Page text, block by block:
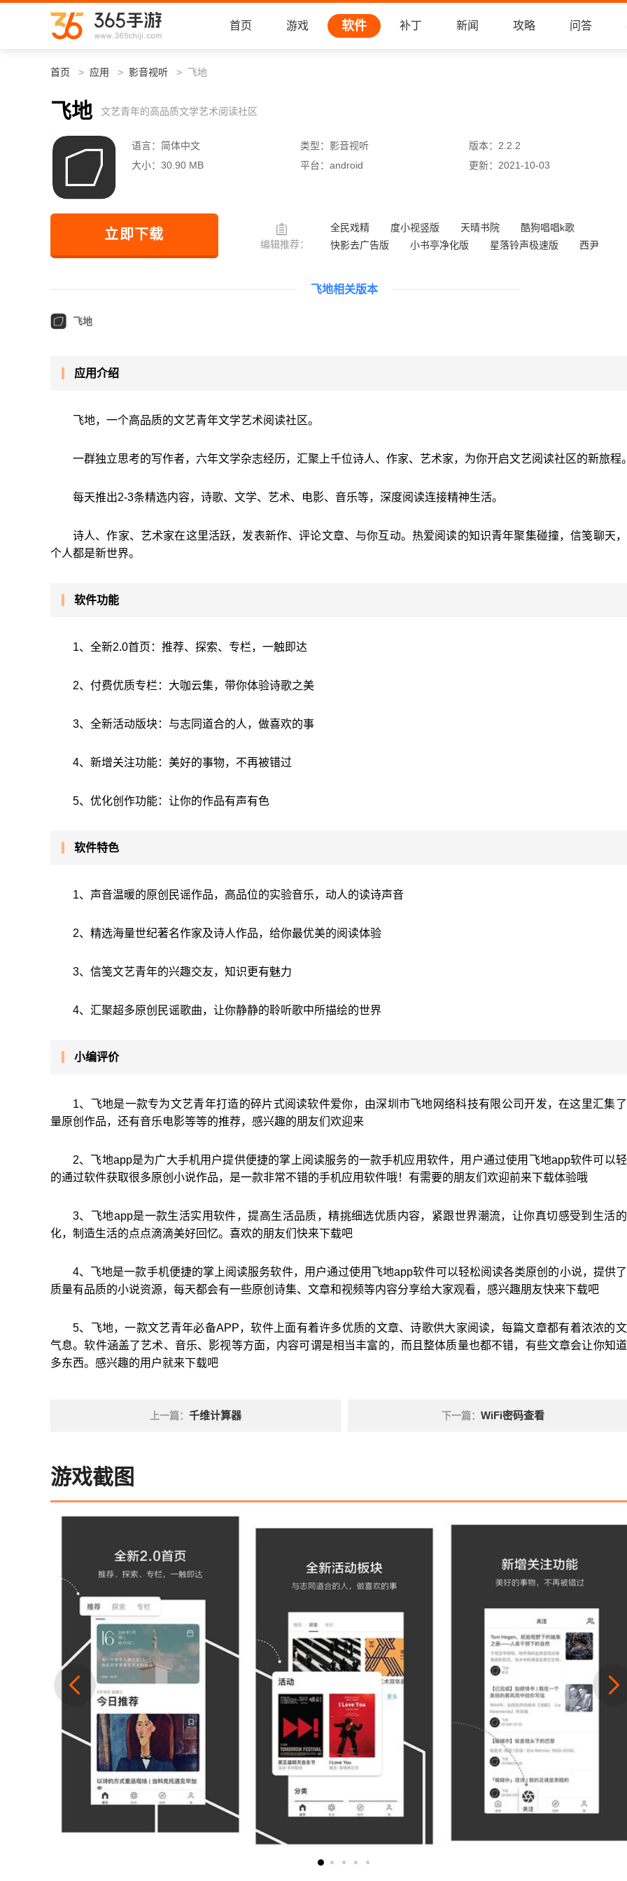
首页 游戏 软件 补丁 新闻 攻略 问答
首页 应用 影音视听 飞地
飞地 文艺青年的高品质文学艺术阅读社区
语言： 简体中文 类型： 影音视听 版本： 2.2.2
大小： 30.90 MB 平台： android 更新： 2021-10-03
立即下载
编辑推荐：
全民戏精 度小视竖版 天晴书院
酷狗唱唱k歌
快影去广告版
小书亭净化版 星落铃声极速版 西尹
飞地相关版本
飞地
应用介绍
飞地，一个高品质的文艺青年文学艺术阅读社区。
一群独立思考的写作者，六年文学杂志经历，汇聚上千位诗人、作家、艺术家，为你开启文艺阅读社区的新旅程。
每天推出2-3条精选内容，诗歌、文学、艺术、电影、音乐等，深度阅读连接精神生活。
诗人、作家、艺术家在这里活跃，发表新作、评论文章、与你互动。热爱阅读的知识青年聚集碰撞，信笺聊天
个人都是新世界。
软件功能
1、全新2.0首页：推荐、探索、专栏，一触即达
2、付费优质专栏：大咖云集，带你体验诗歌之美
3、全新活动版块：与志同道合的人，做喜欢的事
4、新增关注功能：美好的事物，不再被错过
5、优化创作功能：让你的作品有声有色
软件特色
1、声音温暖的原创民谣作品，高品位的实验音乐，动人的读诗声音
2、精选海量世纪著名作家及诗人作品，给你最优美的阅读体验
3、信笺文艺青年的兴趣交友，知识更有魅力
4、汇聚超多原创民谣歌曲，让你静静的聆听歌中所描绘的世界
小编评价
1、飞地是一款专为文艺青年打造的碎片式阅读软件爱你，由深圳市飞地网络科技有限公司开发，在这里汇集
量原创作品，还有音乐电影等等的推荐，感兴趣的朋友们欢迎来
2、飞地app是为广大手机用户提供便捷的掌上阅读服务的一款手机应用软件，用户通过使用飞地app软件可以
的通过软件获取很多原创小说作品，是一款非常不错的手机应用软件哦！有需要的朋友们欢迎前来下载体验哦
3、飞地app是一款生活实用软件，提高生活品质，精挑细选优质内容，紧跟世界潮流，让你真切感受到生活
化，制造生活的点点滴滴美好回忆。喜欢的朋友们快来下载吧
4、飞地是一款手机便捷的掌上阅读服务软件，用户通过使用飞地app软件可以轻松阅读各类原创的小说，提供
质量有品质的小说资源，每天都会有一些原创诗集、文章和视频等内容分享给大家观看，感兴趣朋友快来下载吧
5、飞地，一款文艺青年必备APP，软件上面有着许多优质的文章、诗歌供大家阅读，每篇文章都有着浓浓的
气息。软件涵盖了艺术、音乐、影视等方面，内容可谓是相当丰富的，而且整体质量也都不错，有些文章会让你知
多东西。感兴趣的用户就来下载吧
上一篇： 千维计算器 下一篇： WiFi密码查看
游戏截图